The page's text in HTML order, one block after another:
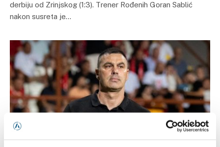
derbiju od Zrinjskog (1:3). Trener Rođenih Goran Sablić
nakon susreta je…